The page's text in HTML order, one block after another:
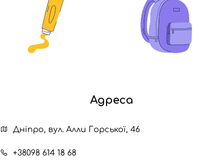
Адреса
Дніпро, вул. Алли Горської, 46
+38098 614 18 68